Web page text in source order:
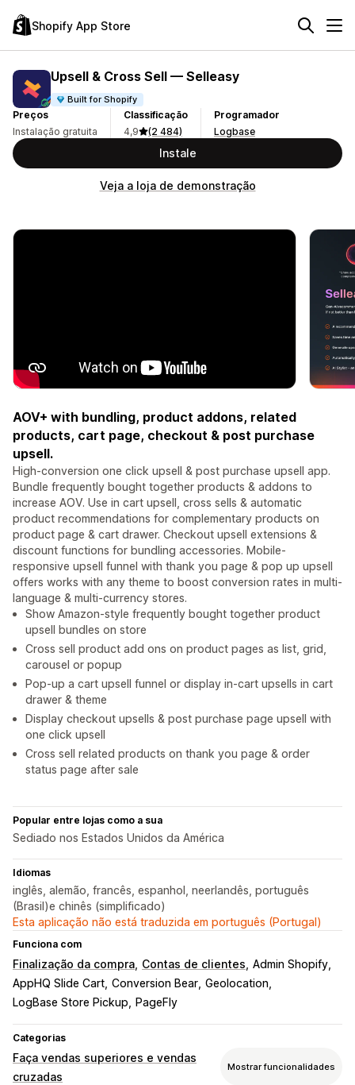
Shopify App Store
Upsell & Cross Sell — Selleasy
Built for Shopify
Preços
Instalação gratuita
Classificação
4,9
(2 484)
Programador
Logbase
Instale
Veja a loja de demonstração
AOV+ with bundling, product addons, related
products, cart page, checkout & post purchase
upsell.
High-conversion one click upsell & post purchase upsell app.
Bundle frequently bought together products & addons to
increase AOV. Use in cart upsell, cross sells & automatic
product recommendations for complementary products on
product page & cart drawer. Checkout upsell extensions &
discount functions for bundling accessories. Mobile-
responsive upsell funnel with thank you page & pop up upsell
offers works with any theme to boost conversion rates in multi-
language & multi-currency stores.
Show Amazon-style frequently bought together product
upsell bundles on store
Cross sell product add ons on product pages as list, grid,
carousel or popup
Pop-up a cart upsell funnel or display in-cart upsells in cart
drawer & theme
Display checkout upsells & post purchase page upsell with
one click upsell
Cross sell related products on thank you page & order
status page after sale
Popular entre lojas como a sua
Sediado nos Estados Unidos da América
Idiomas
inglês, alemão, francês, espanhol, neerlandês, português
(Brasil)e chinês (simplificado)
Esta aplicação não está traduzida em português (Portugal)
Funciona com
Finalização da compra Contas de clientes Admin Shopify
AppHQ Slide Cart Conversion Bear Geolocation
LogBase Store Pickup
PageFly
Categorias
Faça vendas superiores e vendas
cruzadas
Mostrar funcionalidades